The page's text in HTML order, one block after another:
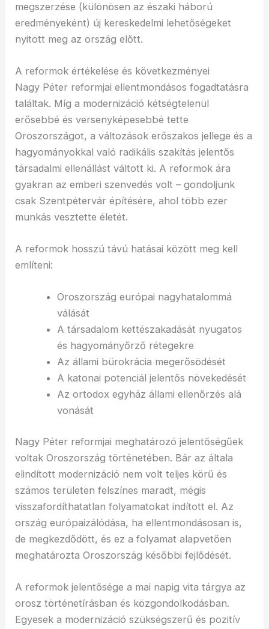
megszerzése (különösen az északi háború
eredményeként) új kereskedelmi lehetőségeket
nyitott meg az ország előtt.
A reformok értékelése és következményei
Nagy Péter reformjai ellentmondásos fogadtatásra
találtak. Míg a modernizáció kétségtelenül
erősebbé és versenyképesebbé tette
Oroszországot, a változások erőszakos jellege és a
hagyományokkal való radikális szakítás jelentős
társadalmi ellenállást váltott ki. A reformok ára
gyakran az emberi szenvedés volt – gondoljunk
csak Szentpétervár építésére, ahol több ezer
munkás vesztette életét.
A reformok hosszú távú hatásai között meg kell
említeni:
Oroszország európai nagyhatalommá
válását
A társadalom kettészakadását nyugatos
és hagyományőrző rétegekre
Az állami bürokrácia megerősödését
A katonai potenciál jelentős növekedését
Az ortodox egyház állami ellenőrzés alá
vonását
Nagy Péter reformjai meghatározó jelentőségűek
voltak Oroszország történetében. Bár az általa
elindított modernizáció nem volt teljes körű és
számos területen felszínes maradt, mégis
visszafordíthatatlan folyamatokat indított el. Az
ország európaizálódása, ha ellentmondásosan is,
de megkezdődött, és ez a folyamat alapvetően
meghatározta Oroszország későbbi fejlődését.
A reformok jelentősége a mai napig vita tárgya az
orosz történetírásban és közgondolkodásban.
Egyesek a modernizáció szükségszerű és pozitív